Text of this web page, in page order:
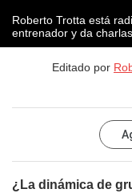
Roberto Trotta está
entrenador y da
Editado por
¿La dinámica de